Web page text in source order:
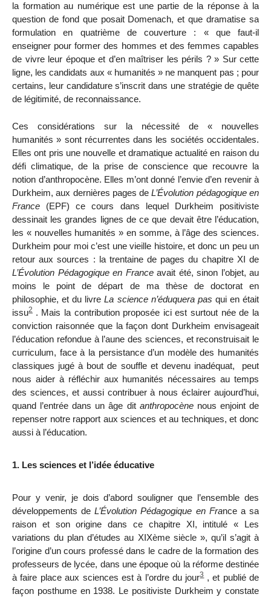
la formation au numérique est une partie de la réponse à la
question de fond que posait Domenach, et que dramatise sa
formulation en quatrième de couverture : « que faut-il
enseigner pour former des hommes et des femmes capables
de vivre leur époque et d’en maîtriser les périls ? » Sur cette
ligne, les candidats aux « humanités » ne manquent pas ; pour
certains, leur candidature s’inscrit dans une stratégie de quête
de légitimité, de reconnaissance.
Ces considérations sur la nécessité de « nouvelles
humanités » sont récurrentes dans les sociétés occidentales.
Elles ont pris une nouvelle et dramatique actualité en raison du
défi climatique, de la prise de conscience que recouvre la
notion d’anthropocène. Elles m’ont donné l’envie d’en revenir à
Durkheim, aux dernières pages deL’Évolution pédagogique en
France (EPF) ce cours dans lequel Durkheim positiviste
dessinait les grandes lignes de ce que devait être l’éducation,
les « nouvelles humanités » en somme, à l’âge des sciences.
Durkheim pour moi c’est une vieille histoire,et donc un peu un
retour aux sources : la trentaine de pages du chapitre XI de
L’Évolution Pédagogique en France avait été, sinon l’objet, au
moins le point de départ de ma thèse de doctorat en
philosophie, et du livreLa science n’éduquera pas qui en était
issu2 . Mais la contribution proposée ici est surtout née de la
conviction raisonnée que la façon dont Durkheim envisageait
l’éducation refondue à l’aune des sciences, et reconstruisait le
curriculum, face à la persistance d’un modèle des humanités
classiques jugé à bout de souffle et devenu inadéquat, peut
nous aider à réfléchir aux humanités nécessaires au temps
des sciences, et aussi contribuer à nous éclairer aujourd’hui,
quand l’entrée dans un âge dit anthropocènenous enjoint de
repenser notre rapport aux sciences et au techniques, et donc
aussi à l’éducation.
1. Les sciences et l’idée éducative
Pour y venir, je dois d’abord souligner que l’ensemble des
développements deL’Évolution Pédagogique en France a sa
raison et son origine dans ce chapitre XI, intitulé « Les
variations du plan d’études au XIXème siècle », qu’il s’agit à
l’origine d’un cours professé dans le cadre de la formation des
professeurs de lycée, dans une époque où la réforme destinée
à faire place aux sciences est à l’ordre du jour3 , et publié de
façon posthume en 1938. Le positiviste Durkheim y constate